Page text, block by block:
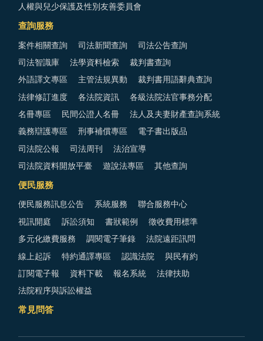
人權與兒少保護及性別友善委員會
查詢服務
案件相關查詢 司法新聞查詢 司法公告查詢
司法智識庫 法學資料檢索 裁判書查詢
外語譯文專區 主管法規異動 裁判書用語辭典查詢
法律修訂進度 各法院資訊 各級法院法官事務分配
名冊專區 民間公證人名冊 法人及夫妻財產查詢系統
義務辯護專區 刑事補償專區 電子書出版品
司法院公報 司法周刊 法治宣導
司法院資料開放平臺 遊說法專區 其他查詢
便民服務
便民服務訊息公告 系統服務 聯合服務中心
視訊開庭 訴訟須知 書狀範例 徵收費用標準
多元化繳費服務 調閱電子筆錄 法院遠距訊問
線上起訴 特約通譯專區 認識法院 與民有約
訂閱電子報 資料下載 報名系統 法律扶助
法院程序與訴訟權益
常見問答